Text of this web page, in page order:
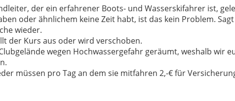
der ein erfahrener Boots- und Wasserskifahrer ist,
oder ähnlichem keine Zeit habt, ist das kein Problem.
wieder.
der Kurs aus oder wird verschoben.
wegen Hochwassergefahr geräumt, weshalb wir
müssen pro Tag an dem sie mitfahren 2,-€ für